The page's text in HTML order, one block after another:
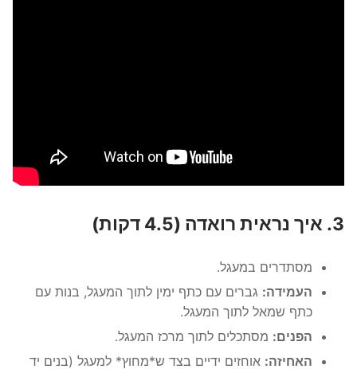
3. איך נראית רואדה (4.5 דקות)
מסתדרים במעגל.
העמידה: גברים עם כתף ימין לתוך המעגל, בנות עם
כתף שמאל לתוך המעגל.
הפנים: מסתכלים לתוך מרכז המעגל.
האחיזה: אוחזים ידיים בצד ש*מחוץ* למעגל (בנים יד